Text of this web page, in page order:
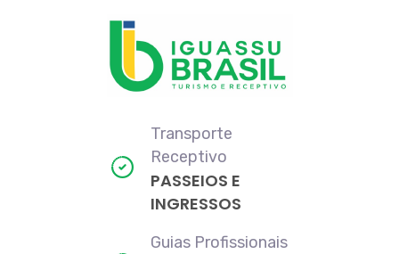
Transporte
Receptivo
PASSEIOS E
INGRESSOS
Guias Profissionais